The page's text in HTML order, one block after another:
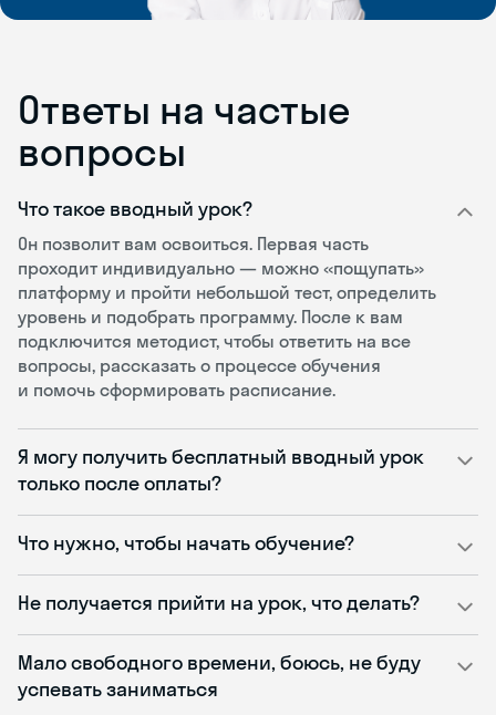
Ответы на частые
вопросы
Что такое вводный урок?
Он позволит вам освоиться. Первая часть
проходит индивидуально — можно «пощупать»
платформу и пройти небольшой тест, определить
уровень и подобрать программу. После к вам
подключится методист, чтобы ответить на все
вопросы, рассказать о процессе обучения
и помочь сформировать расписание.
Я могу получить бесплатный вводный урок
только после оплаты?
Что нужно, чтобы начать обучение?
Не получается прийти на урок, что делать?
Мало свободного времени, боюсь, не буду
успевать заниматься